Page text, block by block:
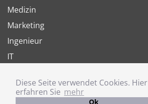
Diese Seite verwendet Cookies. Hier
erfahren Sie mehr
Ok
Medizin
Marketing
Ingenieur
IT
Joboter